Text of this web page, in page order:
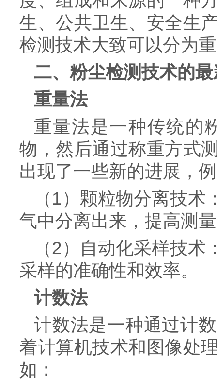
生、公共卫生、安全生
检测技术大致可以分为
二、粉尘检测技术的
重量法
重量法是一种传统的
物，然后通过称重方式
出现了一些新的进展，
（1）颗粒物分离技
气中分离出来，提高测
（2）自动化采样技
采样的准确性和效率。
计数法
计数法是一种通过计
着计算机技术和图像处
如：